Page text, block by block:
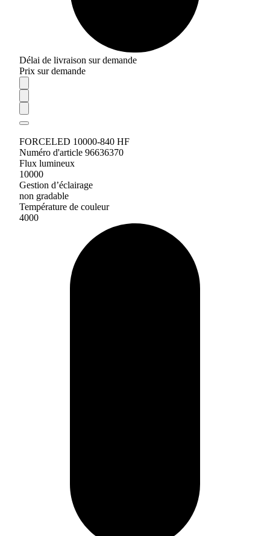
Délai de livraison sur demande
Prix sur demande
FORCELED 10000-840 HF
Numéro d'article 96636370
Flux lumineux
10000
Gestion d’éclairage
non gradable
Température de couleur
4000